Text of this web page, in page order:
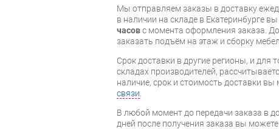
Мы отправляем заказы в доставку
в наличии на складе в Екатеринбурге
часовс момента оформления заказа.
заказать подъём на этаж и сборку
Срок доставки в другие регионы, и для
складах производителей,
наличие, срок и стоимость доставки
связи.
В любой момент до передачи заказа в
дней после получения заказа вы можете